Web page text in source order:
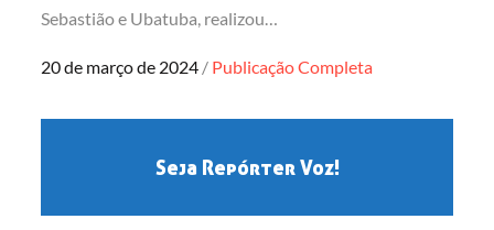
Sebastião e Ubatuba, realizou…
Posted
20 de março de 2024 Publicação Completa
Seja Repórter Voz!